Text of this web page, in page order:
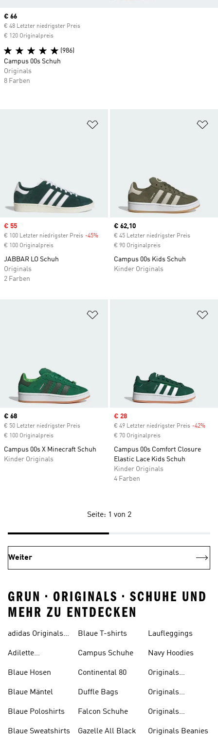
Sale price
€ 55
€ 100 Letzter niedrigster Preis -45% Discount
€ 100 Originalpreis
JABBAR LO Schuh
Originals
2 Farben
Current price
€ 62,10
€ 45 Letzter niedrigster Preis
€ 90 Originalpreis
Campus 00s Kids Schuh
Kinder Originals
Current price
€ 68
€ 50 Letzter niedrigster Preis
€ 100 Originalpreis
Campus 00s X Minecraft Schuh
Kinder Originals
Sale price
€ 28
€ 49 Letzter niedrigster Preis -42%
€ 70 Originalpreis
Campus 00s Comfort Closure
Elastic Lace Kids Schuh
Kinder Originals
4 Farben
Current price
€ 66
€ 48 Letzter niedrigster Preis
€ 120 Originalpreis
(986)
Campus 00s Schuh
Originals
8 Farben
Seite: 1 von 2
Weiter
GRUN • ORIGINALS • SCHUHE UND
MEHR ZU ENTDECKEN
adidas Originals
Adilette
Blaue Hosen
Blaue Mäntel
Blaue Poloshirts
Blaue Sweatshirts
Blaue T-shirts
Campus Schuhe
Continental 80
Duffle Bags
Falcon Schuhe
Gazelle All Black
Laufleggings
Navy Hoodies
Originals
Originals
Originals
Oberteile
Originals Beanies